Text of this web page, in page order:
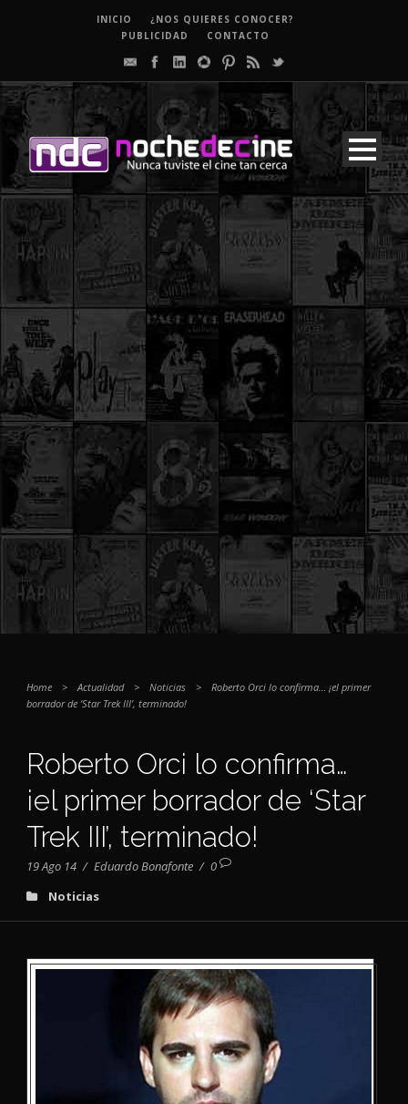
INICIO
¿NOS QUIERES CONOCER?
PUBLICIDAD
CONTACTO
Home > Actualidad > Noticias >
Roberto Orci lo confirma… ¡el primer
borrador de ‘Star Trek III’, terminado!
Roberto Orci lo confirma…
¡el primer borrador de ‘Star
Trek III’, terminado!
19 Ago 14 / Eduardo Bonafonte / 0
Noticias